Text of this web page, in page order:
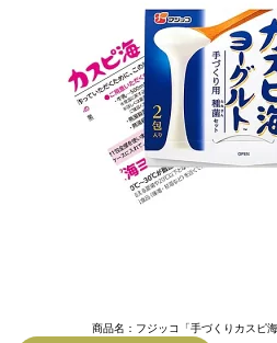
商品名：フジッコ「手づくりカスピ